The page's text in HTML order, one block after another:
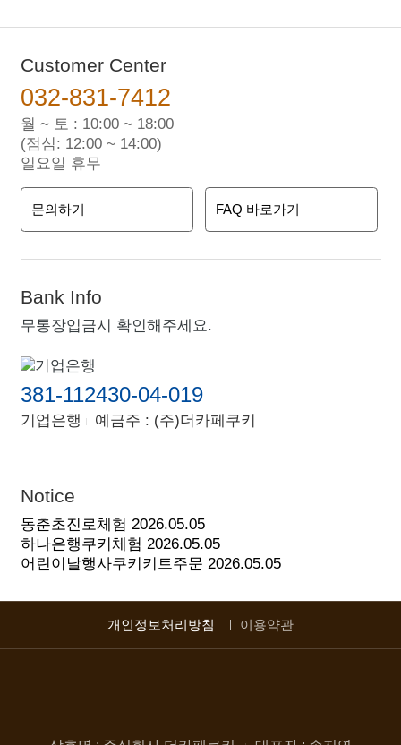
Customer Center
032-831-7412
월 ~ 토 : 10:00 ~ 18:00
(점심: 12:00 ~ 14:00)
일요일 휴무
문의하기 FAQ 바로가기
Bank Info
무통장입금시 확인해주세요.
381-112430-04-019
기업은행 예금주 : (주)더카페쿠키
Notice
동춘초진로체험 2026.05.05
하나은행쿠키체험 2026.05.05
어린이날행사쿠키키트주문 2026.05.05
개인정보처리방침 이용약관